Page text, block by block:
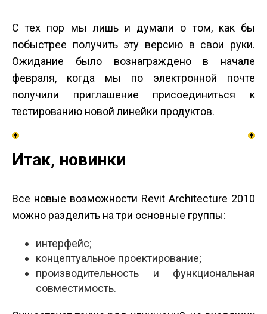
С тех пор мы лишь и думали о том, как бы
побыстрее получить эту версию в свои руки.
Ожидание было вознаграждено в начале
февраля, когда мы по электронной почте
получили приглашение присоединиться к
тестированию новой линейки продуктов.
Итак, новинки
Все новые возможности Revit Architecture 2010
можно разделить на три основные группы:
интерфейс;
концептуальное проектирование;
производительность и функциональная
совместимость.